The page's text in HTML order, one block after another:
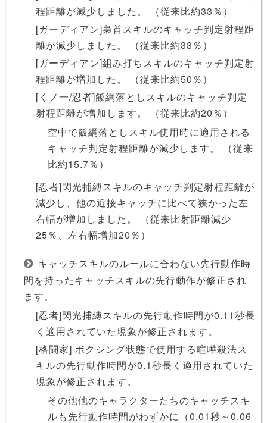
程距離が減少しました。 （従来比約33％）
[ガーディアン]梟首スキルのキャッチ判定射程距
離が減少しました。 （従来比約33％）
[ガーディアン]組み打ちスキルのキャッチ判定射
程距離が増加した。 （従来比約50％）
[くノ一/忍者]飯綱落としスキルのキャッチ判定
射程距離が増加します。 （従来比約20％）
空中で飯綱落としスキル使用時に適用される
キャッチ判定射程距離が減少します。 （従来
比約15.7％）
[忍者]閃光捕縛スキルのキャッチ判定射程距離が
減少し、他の近接キャッチに比べて狭かった左
右幅が増加しました。 （従来比射距離減少
25％、左右幅増加20％）
キャッチスキルのルールに合わない先行動作時
間を持ったキャッチスキルの先行動作が修正され
ます。
[忍者]閃光捕縛スキルの先行動作時間が0.11秒長
く適用されていた現象が修正されます。
[格闘家] ボクシング状態で使用する喧嘩殺法ス
キルの先行動作時間が0.1秒長く適用されていた
現象が修正されます。
その他他のキャラクターたちのキャッチスキ
ルも先行動作時間がわずかに（0.01秒～0.06